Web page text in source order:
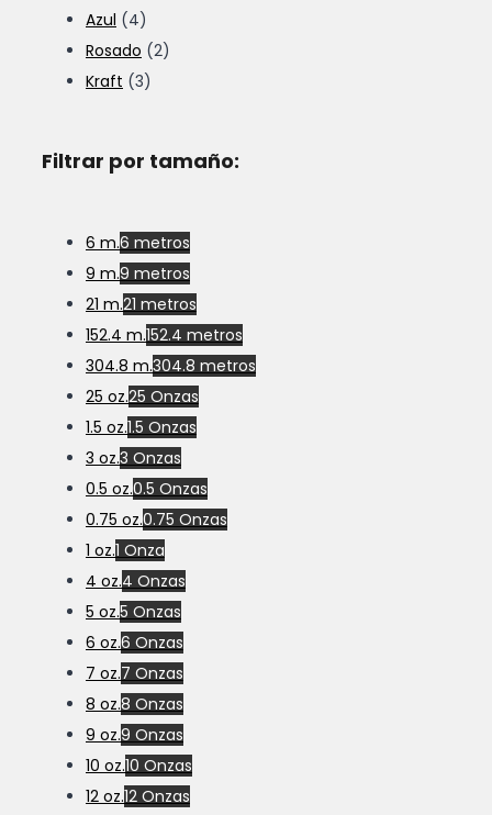
Azul (4)
Rosado (2)
Kraft (3)
Filtrar por tamaño:
6 m.6 metros
9 m.9 metros
21 m.21 metros
152.4 m.152.4 metros
304.8 m.304.8 metros
25 oz.25 Onzas
1.5 oz.1.5 Onzas
3 oz.3 Onzas
0.5 oz.0.5 Onzas
0.75 oz.0.75 Onzas
1 oz.1 Onza
4 oz.4 Onzas
5 oz.5 Onzas
6 oz.6 Onzas
7 oz.7 Onzas
8 oz.8 Onzas
9 oz.9 Onzas
10 oz.10 Onzas
12 oz.12 Onzas